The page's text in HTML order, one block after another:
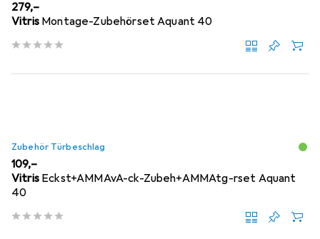
EUR
279,–
Vitris Montage-Zubehörset Aquant 40
Zubehör Türbeschlag
EUR
109,–
Vitris Eckst+AMMAvA-ck-Zubeh+AMMAtg-rset Aquant
40